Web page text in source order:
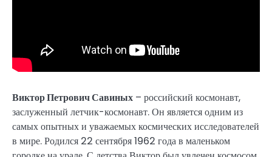
Виктор Петрович Савиных – российский космонавт,
заслуженный летчик-космонавт. Он является одним из
самых опытных и уважаемых космических исследователей
в мире. Родился 22 сентября 1962 года в маленьком